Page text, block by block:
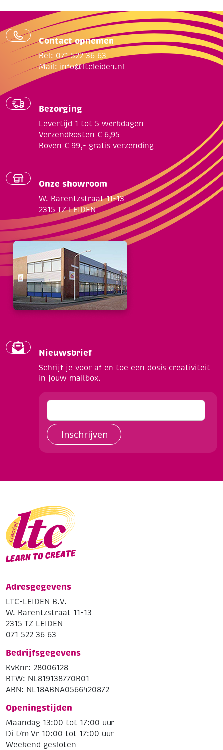
Contact opnemen
Bel: 071 522 36 63
Mail: info@ltcleiden.nl
Bezorging
Levertijd 1 tot 5 werkdagen
Verzendkosten € 6,95
Boven € 99,- gratis verzending
Onze showroom
W. Barentzstraat 11-13
2315 TZ LEIDEN
Nieuwsbrief
Schrijf je voor af en toe een dosis creativiteit
in jouw mailbox.
Inschrijven
Adresgegevens
LTC-LEIDEN B.V.
W. Barentzstraat 11-13
2315 TZ LEIDEN
071 522 36 63
Bedrijfsgegevens
KvKnr: 28006128
BTW: NL819138770B01
ABN: NL18ABNA0566420872
Openingstijden
Maandag 13:00 tot 17:00 uur
Di t/m Vr 10:00 tot 17:00 uur
Weekend gesloten